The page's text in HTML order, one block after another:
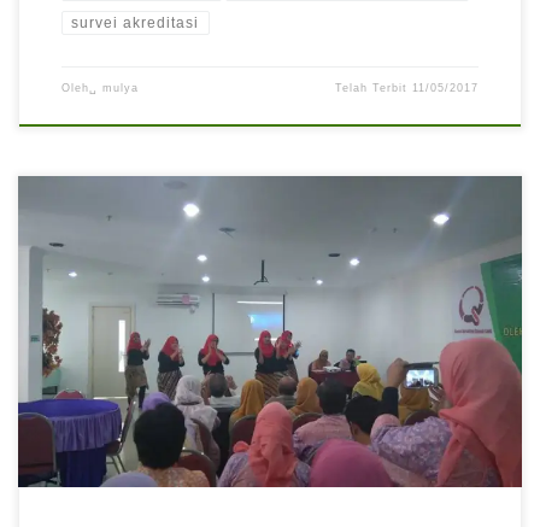
survei akreditasi
Oleh␣ mulya Telah Terbit 11/05/2017
Survei akreditasi rumah sakit versi 2012 telah selesai di
laksanakan pada tgl 31 Maret 2016 s.d 1 April 2016.
Alhamdulillah semua berjalan dengan lancar.